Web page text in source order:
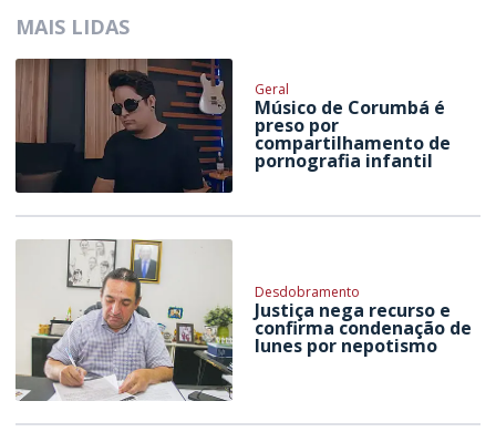
MAIS LIDAS
Geral
Músico de Corumbá é
preso por
compartilhamento de
pornografia infantil
Desdobramento
Justiça nega recurso e
confirma condenação de
Iunes por nepotismo